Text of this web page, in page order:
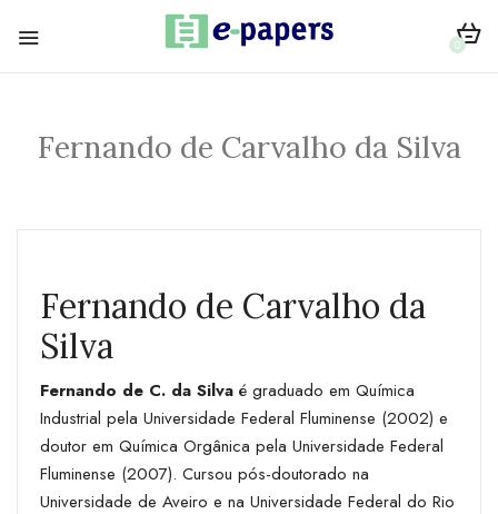
0
Fernando de Carvalho da Silva
Fernando de Carvalho da
Silva
Fernando de C. da Silva é graduado em Química
Industrial pela Universidade Federal Fluminense (2002) e
doutor em Química Orgânica pela Universidade Federal
Fluminense (2007). Cursou pós-doutorado na
Universidade de Aveiro e na Universidade Federal do Rio